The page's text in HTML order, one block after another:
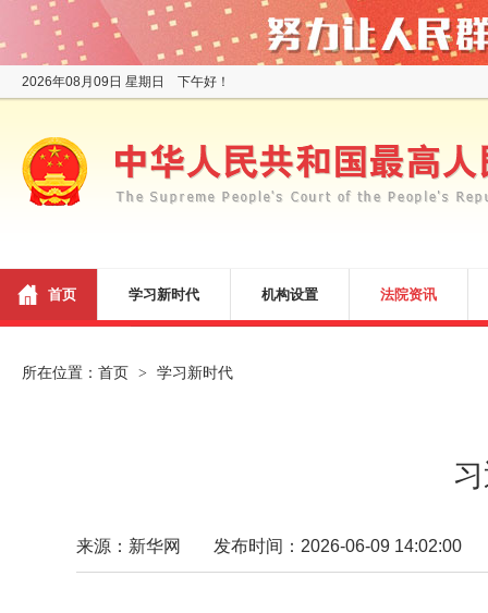
2026年08月09日 星期日 下午好！
首页 学习新时代 机构设置 法院资讯
所在位置： 首页 > 学习新时代
来源：新华网 发布时间：2026-06-09 14:02:00